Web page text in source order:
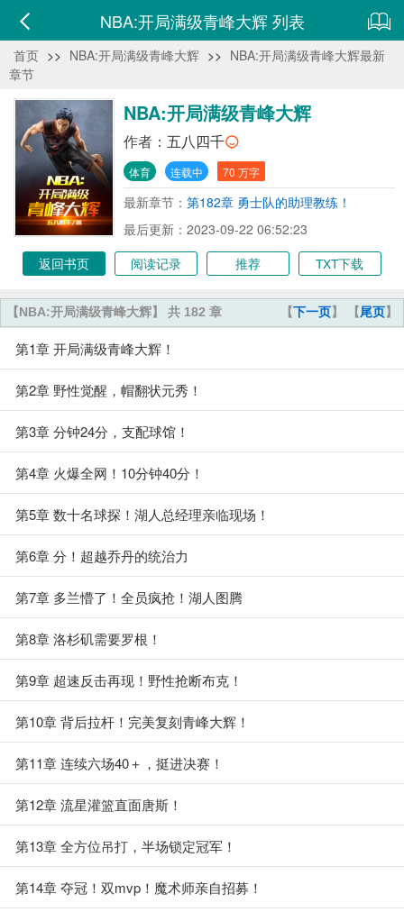
NBA:开局满级青峰大辉 列表
首页 >> NBA:开局满级青峰大辉 >> NBA:开局满级青峰大辉最新
章节
NBA:开局满级青峰大辉
作者： 五八四千
体育 连载中 70 万字
最新章节： 第182章 勇士队的助理教练！
最后更新：2023-09-22 06:52:23
返回书页
阅读记录 推荐 TXT下载
【下一页】 【尾页】
【NBA:开局满级青峰大辉】 共 182 章
第1章 开局满级青峰大辉！
第2章 野性觉醒，帽翻状元秀！
第3章 分钟24分，支配球馆！
第4章 火爆全网！10分钟40分！
第5章 数十名球探！湖人总经理亲临现场！
第6章 分！超越乔丹的统治力
第7章 多兰懵了！全员疯抢！湖人图腾
第8章 洛杉矶需要罗根！
第9章 超速反击再现！野性抢断布克！
第10章 背后拉杆！完美复刻青峰大辉！
第11章 连续六场40＋，挺进决赛！
第12章 流星灌篮直面唐斯！
第13章 全方位吊打，半场锁定冠军！
第14章 夺冠！双mvp！魔术师亲自招募！